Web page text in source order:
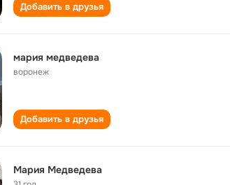
Добавить в друзья
мaрия мeдвeдeвa
воронeж
Добавить в друзья
Мария Медведева